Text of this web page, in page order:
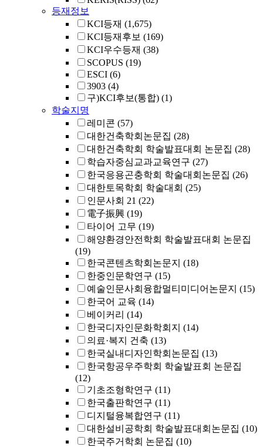
등재정보
KCI등재 (1,675)
KCI등재후보 (169)
KCI우수등재 (38)
SCOPUS (19)
ESCI (6)
3903 (4)
구)KCI후보(통합) (1)
학술지명
레미콘 (57)
대한건축학회논문집 (28)
대한건축학회 학술발표대회 논문집 (28)
학습자중심교과교육연구 (27)
한국응용곤충학회 학술대회논문집 (26)
대한토목학회 학술대회 (25)
인문사회 21 (22)
電子振興 (19)
타이어 고무 (19)
해양환경안전학회 학술발표대회 논문집
(19)
한국콘텐츠학회논문지 (18)
한중인문학연구 (15)
예술인문사회융합멀티미디어논문지 (15)
한국어 교육 (14)
베이커리 (14)
한국디자인문화학회지 (14)
의료·복지 건축 (13)
한국실내디자인학회논문집 (13)
한국항공우주학회 학술발표회 논문집
(12)
기초조형학연구 (11)
한국출판학연구 (11)
디지털융복합연구 (11)
대한설비공학회 학술발표대회논문집 (10)
한국주거학회 논문집 (10)